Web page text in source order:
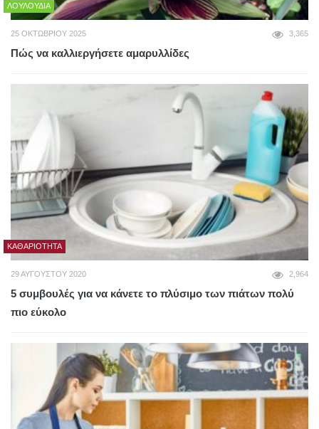
ΛΟΥΛΟΎΔΙΑ
25 ΟΚΤΩΒΡΊΟΥ 2025 3,365
Πώς να καλλιεργήσετε αμαρυλλίδες
ΚΑΘΑΡΙΌΤΗΤΑ
29 ΑΥΓΟΎΣΤΟΥ 2020 2,964
5 συμβουλές για να κάνετε το πλύσιμο των πιάτων πολύ
πιο εύκολο